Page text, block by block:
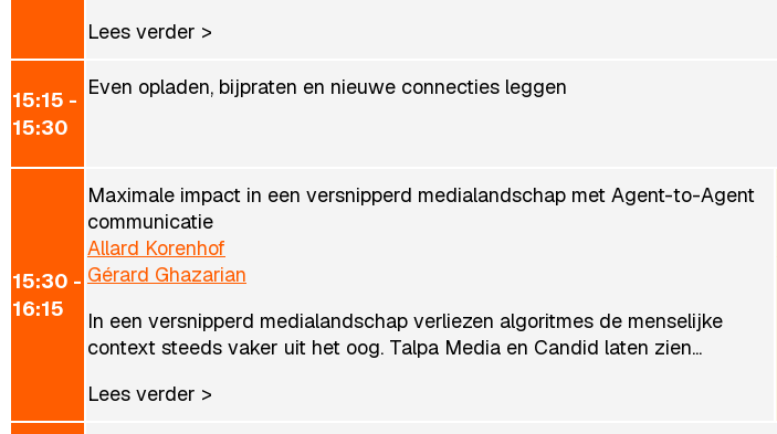
Lees verder >
15:15 -
15:30
Even opladen, bijpraten en nieuwe connecties leggen
15:30 -
16:15
Maximale impact in een versnipperd medialandschap met Agent-to-Agent
communicatie
Allard Korenhof
Gérard Ghazarian
In een versnipperd medialandschap verliezen algoritmes de menselijke
context steeds vaker uit het oog. Talpa Media en Candid laten zien...
Lees verder >